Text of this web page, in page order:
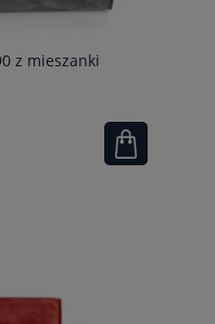
z mieszanki